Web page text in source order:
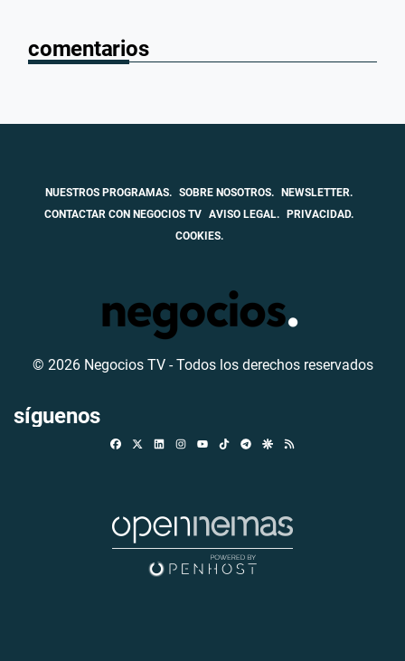
comentarios
NUESTROS PROGRAMAS. SOBRE NOSOTROS. NEWSLETTER.
CONTACTAR CON NEGOCIOS TV AVISO LEGAL. PRIVACIDAD.
COOKIES.
© 2026 Negocios TV - Todos los derechos reservados
síguenos
FacebookLinkedinInstagramTikTokTelegramGoogle Discover